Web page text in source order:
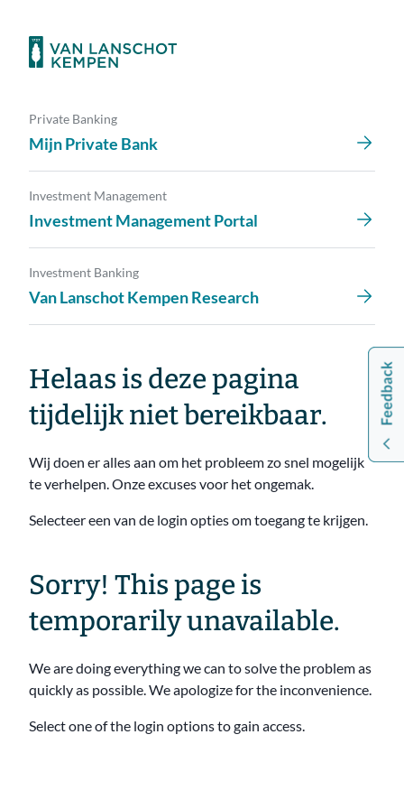
Private Banking
Mijn Private Bank
Investment Management
Investment Management Portal
Investment Banking
Van Lanschot Kempen Research
Helaas is deze pagina
tijdelijk niet bereikbaar.
Wij doen er alles aan om het probleem zo snel mogelijk
te verhelpen. Onze excuses voor het ongemak.
Selecteer een van de login opties om toegang te krijgen.
Sorry! This page is
temporarily unavailable.
We are doing everything we can to solve the problem as
quickly as possible. We apologize for the inconvenience.
Select one of the login options to gain access.